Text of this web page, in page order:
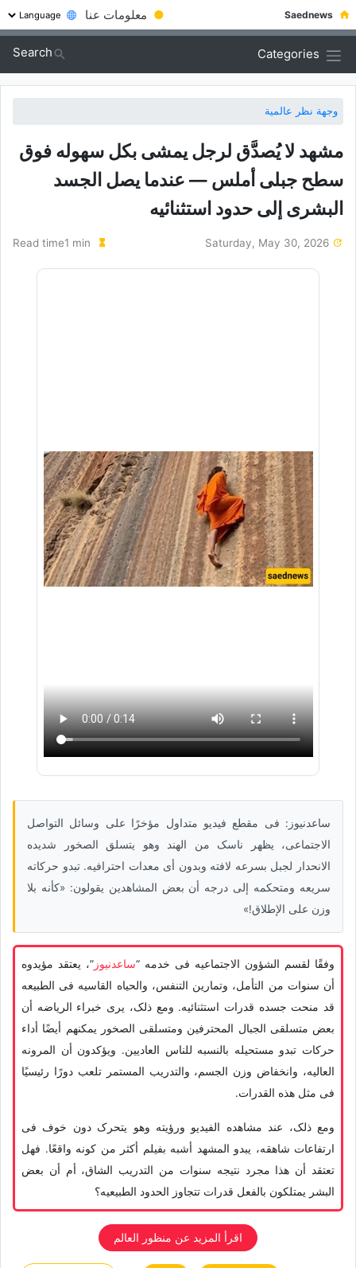
Saednews
● معلومات عنا
Categories
Search
وجهة نظر عالمية
مشهد لا یُصدَّق لرجل یمشی بکل سهوله فوق
سطح جبلی أملس — عندما یصل الجسد
البشری إلى حدود استثنائیه
ساعدنیوز: فی مقطع فیدیو متداول مؤخرًا على وسائل التواصل
الاجتماعی، یظهر ناسک من الهند وهو یتسلق الصخور شدیده
الانحدار لجبل بسرعه لافته وبدون أی معدات احترافیه. تبدو حرکاته
سریعه ومتحکمه إلى درجه أن بعض المشاهدین یقولون: «کأنه بلا
وزن على الإطلاق!»
وفقًا لقسم الشؤون الاجتماعیه فی خدمه “ساعدنیوز ”، یعتقد مؤیدوه
أن سنوات من التأمل، وتمارین التنفس، والحیاه القاسیه فی الطبیعه
قد منحت جسده قدرات استثنائیه. ومع ذلک، یرى خبراء الریاضه أن
بعض متسلقی الجبال المحترفین ومتسلقی الصخور یمکنهم أیضًا أداء
حرکات تبدو مستحیله بالنسبه للناس العادیین. ویؤکدون أن المرونه
العالیه، وانخفاض وزن الجسم، والتدریب المستمر تلعب دورًا رئیسیًا
فی مثل هذه القدرات.
ومع ذلک، عند مشاهده الفیدیو ورؤیته وهو یتحرک دون خوف فی
ارتفاعات شاهقه، یبدو المشهد أشبه بفیلم أکثر من کونه واقعًا. فهل
تعتقد أن هذا مجرد نتیجه سنوات من التدریب الشاق، أم أن بعض
البشر یمتلکون بالفعل قدرات تتجاوز الحدود الطبیعیه؟
اقرأ المزید عن منظور العالم